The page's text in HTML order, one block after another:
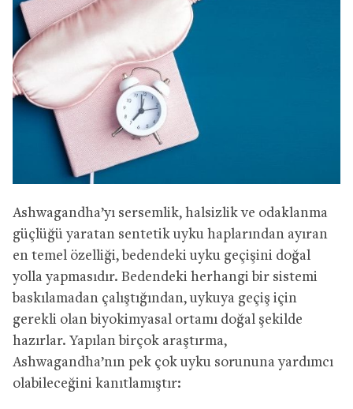
Ashwagandha’yı sersemlik, halsizlik ve odaklanma
güçlüğü yaratan sentetik uyku haplarından ayıran
en temel özelliği, bedendeki uyku geçişini doğal
yolla yapmasıdır. Bedendeki herhangi bir sistemi
baskılamadan çalıştığından, uykuya geçiş için
gerekli olan biyokimyasal ortamı doğal şekilde
hazırlar. Yapılan birçok araştırma,
Ashwagandha’nın pek çok uyku sorununa yardımcı
olabileceğini kanıtlamıştır: